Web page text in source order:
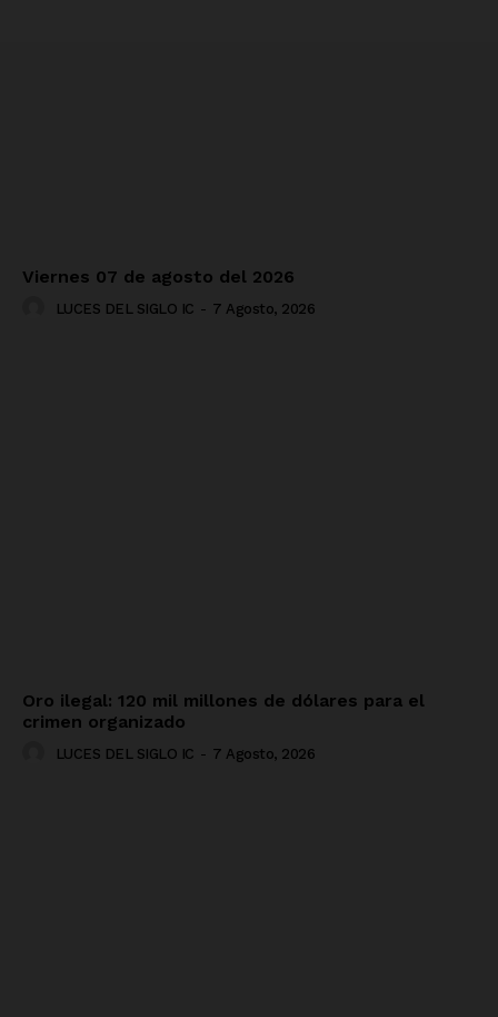
Viernes 07 de agosto del 2026
LUCES DEL SIGLO IC - 7 Agosto, 2026
Oro ilegal: 120 mil millones de dólares para el
crimen organizado
LUCES DEL SIGLO IC - 7 Agosto, 2026